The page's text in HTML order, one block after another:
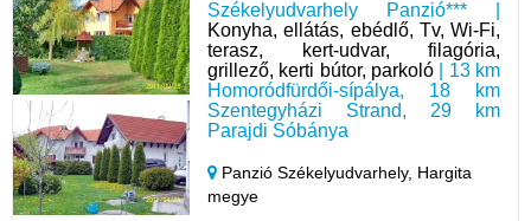
Székelyudvarhely Panzió*** |
Konyha, ellátás, ebédlő, Tv, Wi-Fi,
terasz, kert-udvar, filagória,
grillező, kerti bútor, parkoló | 13 km
Homoródfürdői-sípálya, 18 km
Szentegyházi Strand, 29 km
Parajdi Sóbánya
Panzió Székelyudvarhely, Hargita
megye